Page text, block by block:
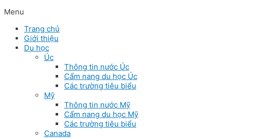
Menu
Trang chủ
Giới thiệu
Du học
Úc
Thông tin nước Úc
Cẩm nang du học Úc
Các trường tiêu biểu
Mỹ
Thông tin nước Mỹ
Cẩm nang du học Mỹ
Các trường tiêu biểu
Canada